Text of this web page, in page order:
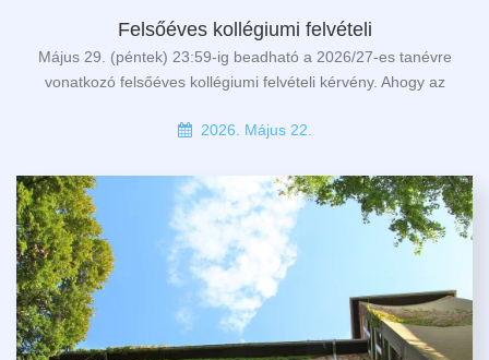
Felsőéves kollégiumi felvételi
Május 29. (péntek) 23:59-ig beadható a 2026/27-es tanévre
vonatkozó felsőéves kollégiumi felvételi kérvény. Ahogy az
2026. Május 22.